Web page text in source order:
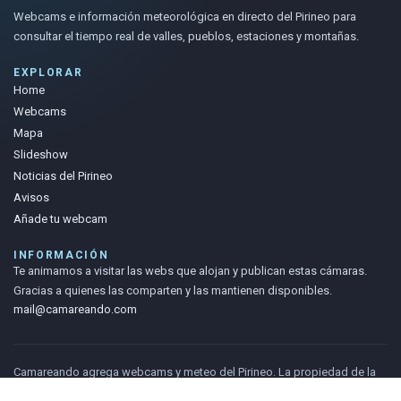
Webcams e información meteorológica en directo del Pirineo para
consultar el tiempo real de valles, pueblos, estaciones y montañas.
EXPLORAR
Home
Webcams
Mapa
Slideshow
Noticias del Pirineo
Avisos
Añade tu webcam
INFORMACIÓN
Te animamos a visitar las webs que alojan y publican estas cámaras.
Gracias a quienes las comparten y las mantienen disponibles.
mail@camareando.com
Camareando agrega webcams y meteo del Pirineo. La propiedad de la